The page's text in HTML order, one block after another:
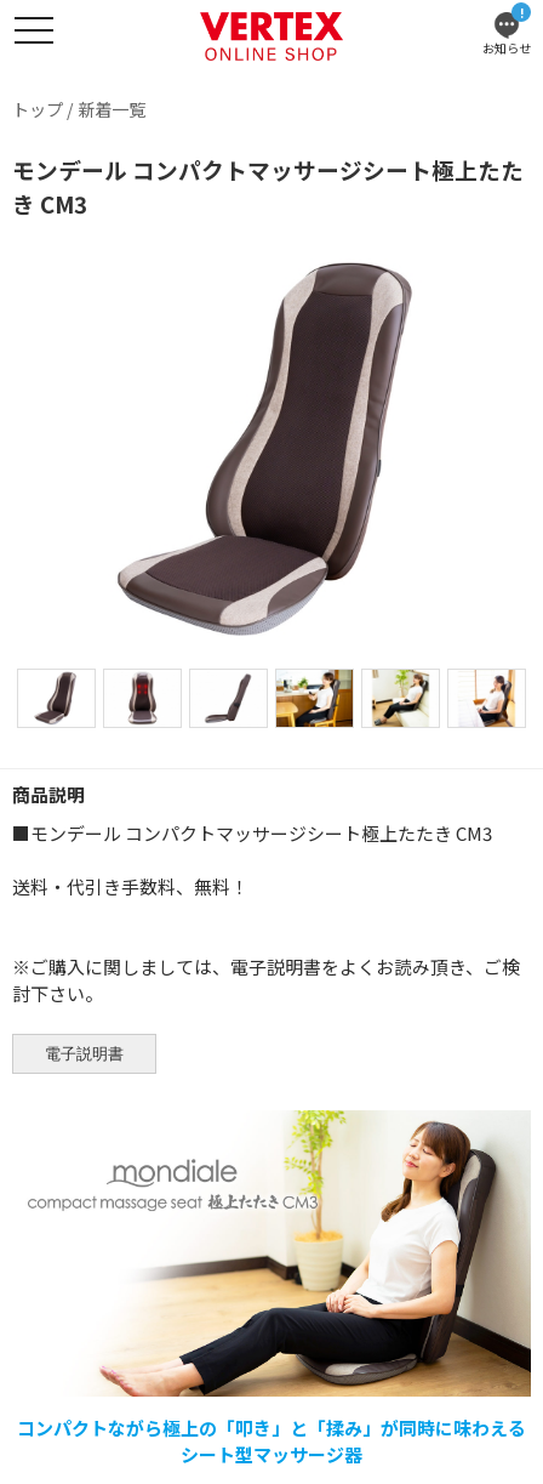
!
お知らせ
トップ / 新着一覧
モンデール コンパクトマッサージシート極上たた
き CM3
商品説明
■モンデール コンパクトマッサージシート極上たたき CM3
送料・代引き手数料、無料！
※ご購入に関しましては、電子説明書をよくお読み頂き、ご検
討下さい。
コンパクトながら極上の「叩き」と「揉み」が同時に味わえる
シート型マッサージ器